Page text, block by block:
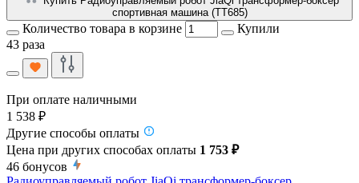
спортивная машина (TT685)
Количество товара в корзине
Купили
43 раза
При оплате наличными
1 538 ₽
Другие способы оплаты
Цена при других способах оплаты 1 753 ₽
46 бонусов